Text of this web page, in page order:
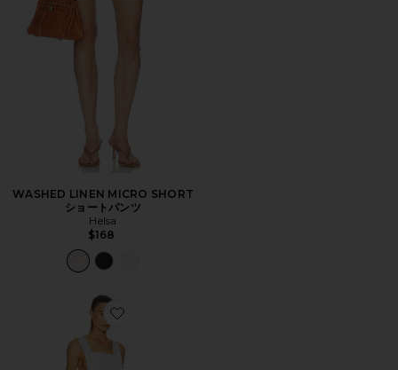
WASHED LINEN MICRO SHORT
ショートパンツ
Helsa
$168
Favorite THE SUMMER ジャンプスーツ